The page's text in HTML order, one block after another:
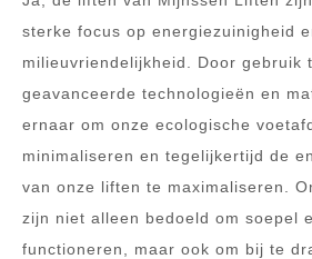
sterke focus op energiezuinigheid
milieuvriendelijkheid. Door gebruik
geavanceerde technologieën en
ernaar om onze ecologische
minimaliseren en tegelijkertijd de
van onze liften te maximaliseren.
zijn niet alleen bedoeld om soepel
functioneren, maar ook om bij te